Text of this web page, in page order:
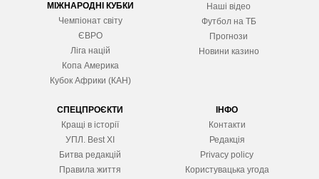
МІЖНАРОДНІ КУБКИ
Чемпіонат світу
ЄВРО
Ліга націй
Копа Америка
Кубок Африки (КАН)
Наші відео
Футбол на ТБ
Прогнози
Новини казино
СПЕЦПРОЄКТИ
Кращі в історії
УПЛ. Best XІ
Битва редакцій
Правила життя
ІНФО
Контакти
Редакція
Privacy policy
Користувацька угода